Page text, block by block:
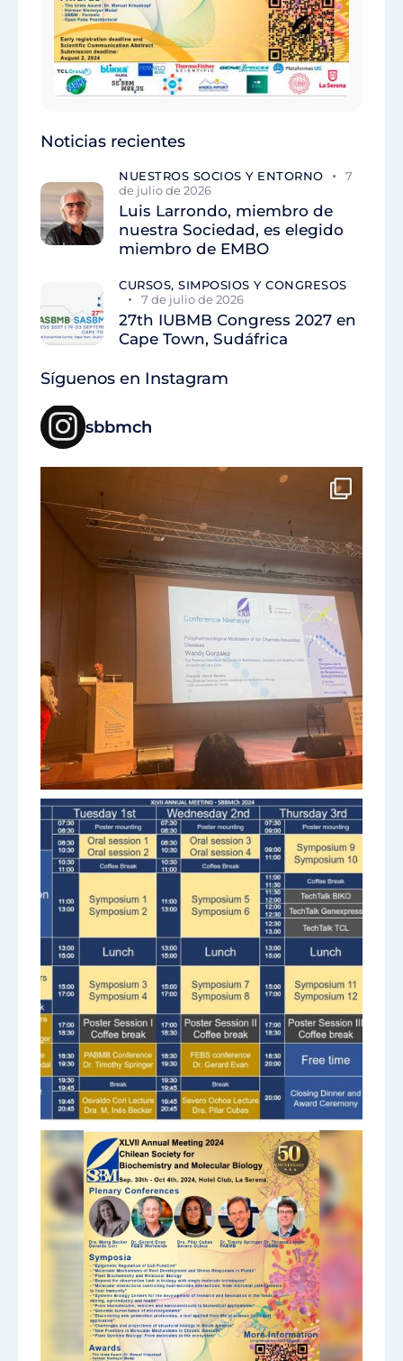
Noticias recientes
NUESTROS SOCIOS Y ENTORNO
7
de julio de 2026
Luis Larrondo, miembro de
nuestra Sociedad, es elegido
miembro de EMBO
CURSOS, SIMPOSIOS Y CONGRESOS
7 de julio de 2026
27th IUBMB Congress 2027 en
Cape Town, Sudáfrica
Síguenos en Instagram
sbbmch